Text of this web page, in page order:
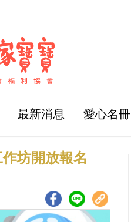
最新消息 愛心名冊
坊開放報名